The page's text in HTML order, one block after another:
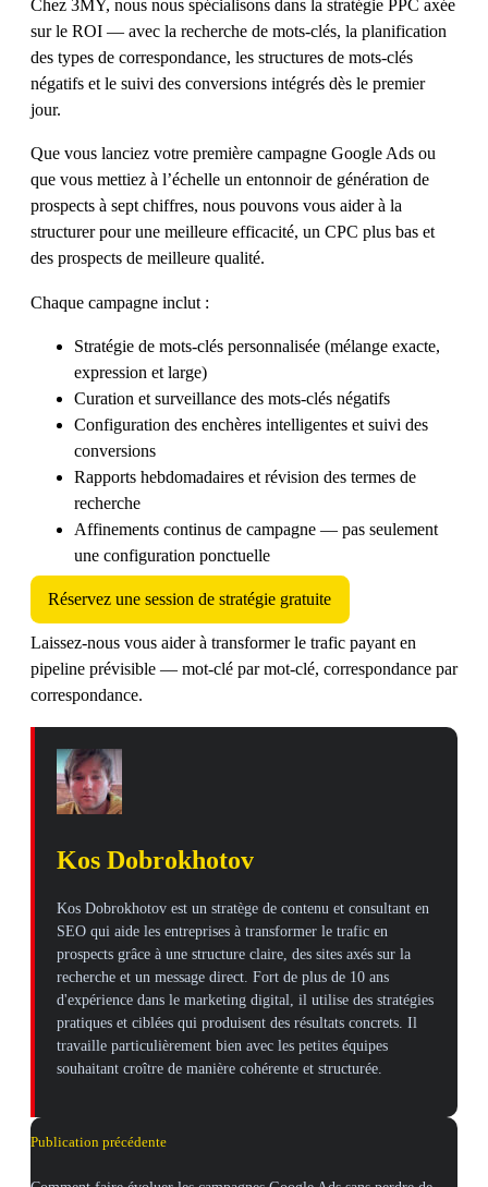
Chez 3MY, nous nous spécialisons dans la stratégie PPC axée
sur le ROI — avec la recherche de mots-clés, la planification
des types de correspondance, les structures de mots-clés
négatifs et le suivi des conversions intégrés dès le premier
jour.
Que vous lanciez votre première campagne Google Ads ou
que vous mettiez à l’échelle un entonnoir de génération de
prospects à sept chiffres, nous pouvons vous aider à la
structurer pour une meilleure efficacité, un CPC plus bas et
des prospects de meilleure qualité.
Chaque campagne inclut :
Stratégie de mots-clés personnalisée (mélange exacte,
expression et large)
Curation et surveillance des mots-clés négatifs
Configuration des enchères intelligentes et suivi des
conversions
Rapports hebdomadaires et révision des termes de
recherche
Affinements continus de campagne — pas seulement
une configuration ponctuelle
Réservez une session de stratégie gratuite
Laissez-nous vous aider à transformer le trafic payant en
pipeline prévisible — mot-clé par mot-clé, correspondance par
correspondance.
Kos Dobrokhotov
Kos Dobrokhotov est un stratège de contenu et consultant en
SEO qui aide les entreprises à transformer le trafic en
prospects grâce à une structure claire, des sites axés sur la
recherche et un message direct. Fort de plus de 10 ans
d'expérience dans le marketing digital, il utilise des stratégies
pratiques et ciblées qui produisent des résultats concrets. Il
travaille particulièrement bien avec les petites équipes
souhaitant croître de manière cohérente et structurée.
Publication précédente